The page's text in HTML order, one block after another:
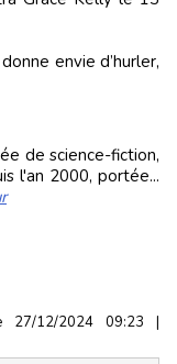
envie d’hurler,
de science-fiction,
l'an 2000, portée...
27/12/2024 09:23|